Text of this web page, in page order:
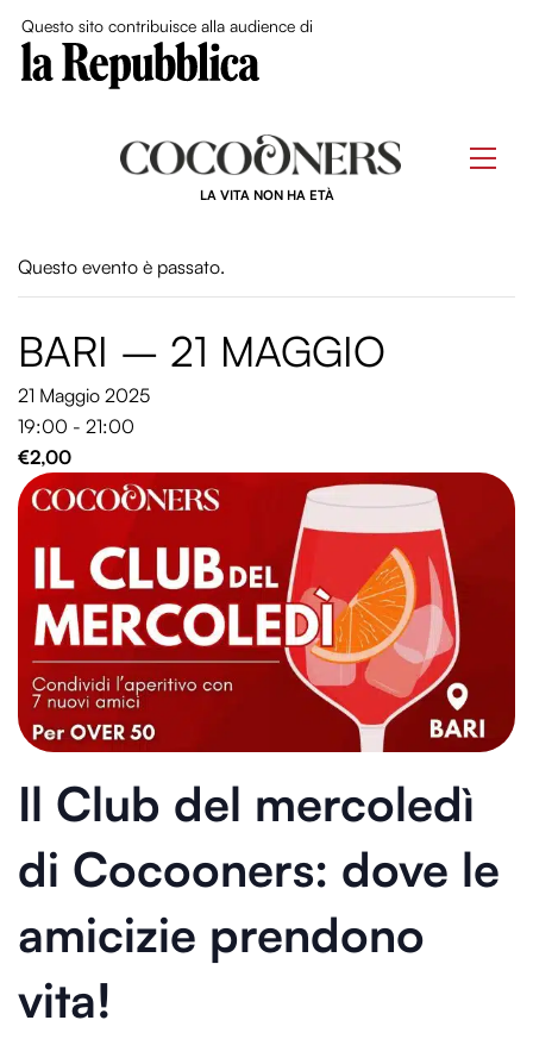
Questo sito contribuisce alla audience di
LA VITA NON HA ETÀ
Questo evento è passato.
BARI – 21 MAGGIO
21 Maggio 2025
19:00 - 21:00
€2,00
Il Club del mercoledì
di Cocooners: dove le
amicizie prendono
vita!